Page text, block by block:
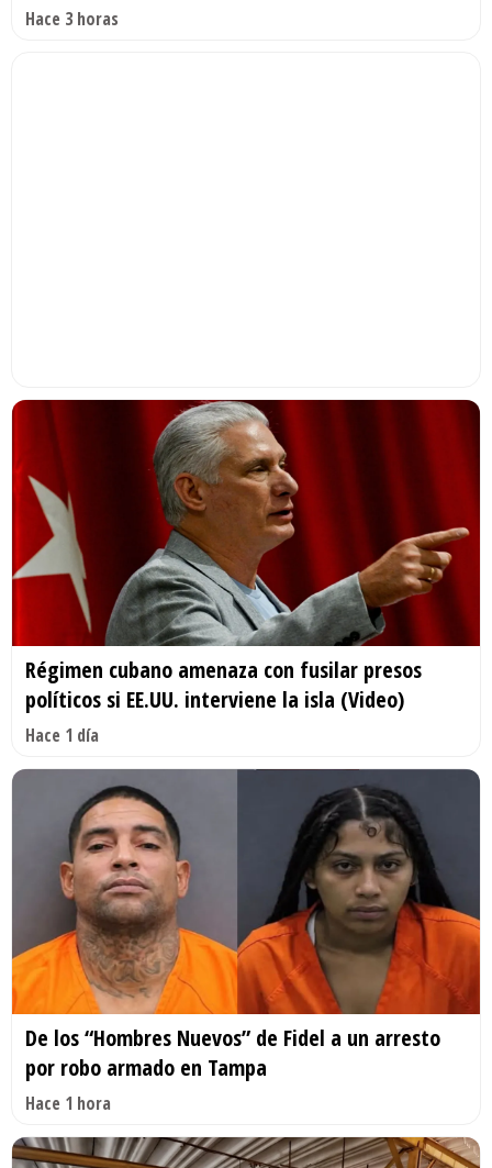
Hace 3 horas
Régimen cubano amenaza con fusilar presos
políticos si EE.UU. interviene la isla (Video)
Hace 1 día
De los “Hombres Nuevos” de Fidel a un arresto
por robo armado en Tampa
Hace 1 hora